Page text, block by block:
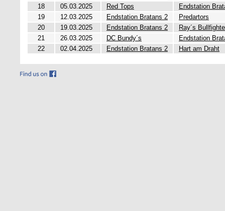
18
05.03.2025 Red Tops
Endstation
19
12.03.2025 Endstation Bratans 2
Predartors
20
19.03.2025 Endstation Bratans 2
Ray´s
21
26.03.2025 DC Bundy´s
Endstation
22
02.04.2025 Endstation Bratans 2 Hart am Draht